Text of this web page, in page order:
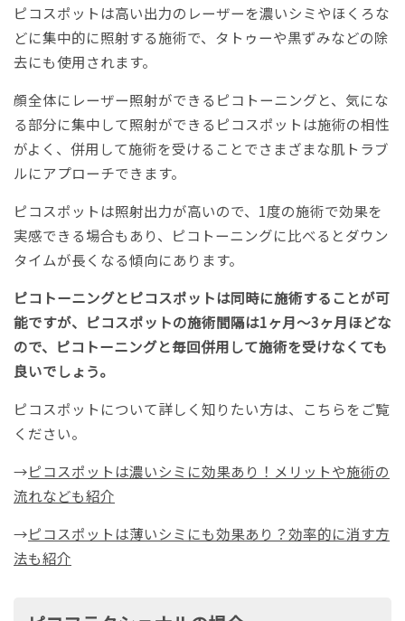
ピコスポットは高い出力のレーザーを濃いシミやほくろな
どに集中的に照射する施術で、タトゥーや黒ずみなどの除
去にも使用されます。
顔全体にレーザー照射ができるピコトーニングと、気にな
る部分に集中して照射ができるピコスポットは施術の相性
がよく、併用して施術を受けることでさまざまな肌トラブ
ルにアプローチできます。
ピコスポットは照射出力が高いので、1度の施術で効果を
実感できる場合もあり、ピコトーニングに比べるとダウン
タイムが長くなる傾向にあります。
ピコトーニングとピコスポットは同時に施術することが可
能ですが、ピコスポットの施術間隔は1ヶ月〜3ヶ月ほどな
ので、ピコトーニングと毎回併用して施術を受けなくても
良いでしょう。
ピコスポットについて詳しく知りたい方は、こちらをご覧
ください。
→ピコスポットは濃いシミに効果あり！メリットや施術の
流れなども紹介
→ピコスポットは薄いシミにも効果あり？効率的に消す方
法も紹介